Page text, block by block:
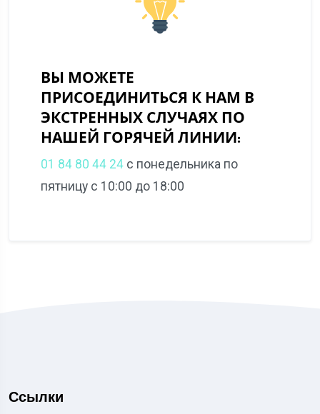
ВЫ МОЖЕТЕ
ПРИСОЕДИНИТЬСЯ К НАМ В
ЭКСТРЕННЫХ СЛУЧАЯХ ПО
НАШЕЙ ГОРЯЧЕЙ ЛИНИИ:
01 84 80 44 24 с понедельника по
пятницу с 10:00 до 18:00
Ссылки